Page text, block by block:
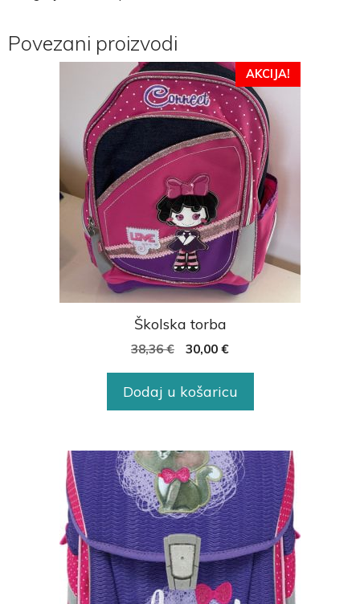
Povezani proizvodi
AKCIJA!
Školska torba
38,36€ 30,00 €
Dodaj u košaricu